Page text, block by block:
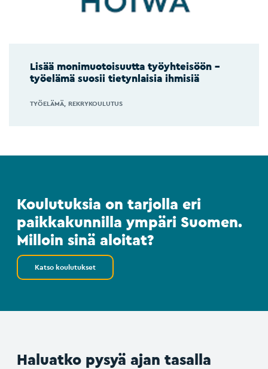
Lisää monimuotoisuutta työyhteisöön –
työelämä suosii tietynlaisia ihmisiä
TYÖELÄMÄ REKRYKOULUTUS
Koulutuksia on tarjolla eri
paikkakunnilla ympäri Suomen.
Milloin sinä aloitat?
Katso koulutukset
Haluatko pysyä ajan tasalla